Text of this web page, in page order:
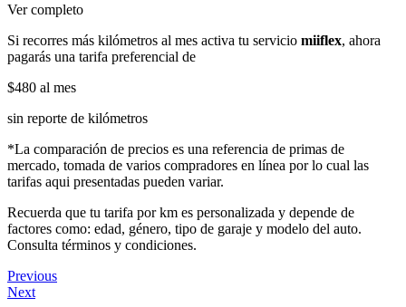
Ver completo
Si recorres más kilómetros al mes activa tu servicio miiflex, ahora
pagarás una tarifa preferencial de
$480 al mes
sin reporte de kilómetros
*La comparación de precios es una referencia de primas de
mercado, tomada de varios compradores en línea por lo cual las
tarifas aqui presentadas pueden variar.
Recuerda que tu tarifa por km es personalizada y depende de
factores como: edad, género, tipo de garaje y modelo del auto.
Consulta términos y condiciones.
Previous
Next